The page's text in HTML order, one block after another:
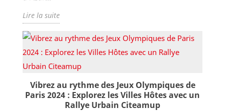
Lire la suite
Vibrez au rythme des Jeux Olympiques de
Paris 2024 : Explorez les Villes Hôtes avec un
Rallye Urbain Citeamup